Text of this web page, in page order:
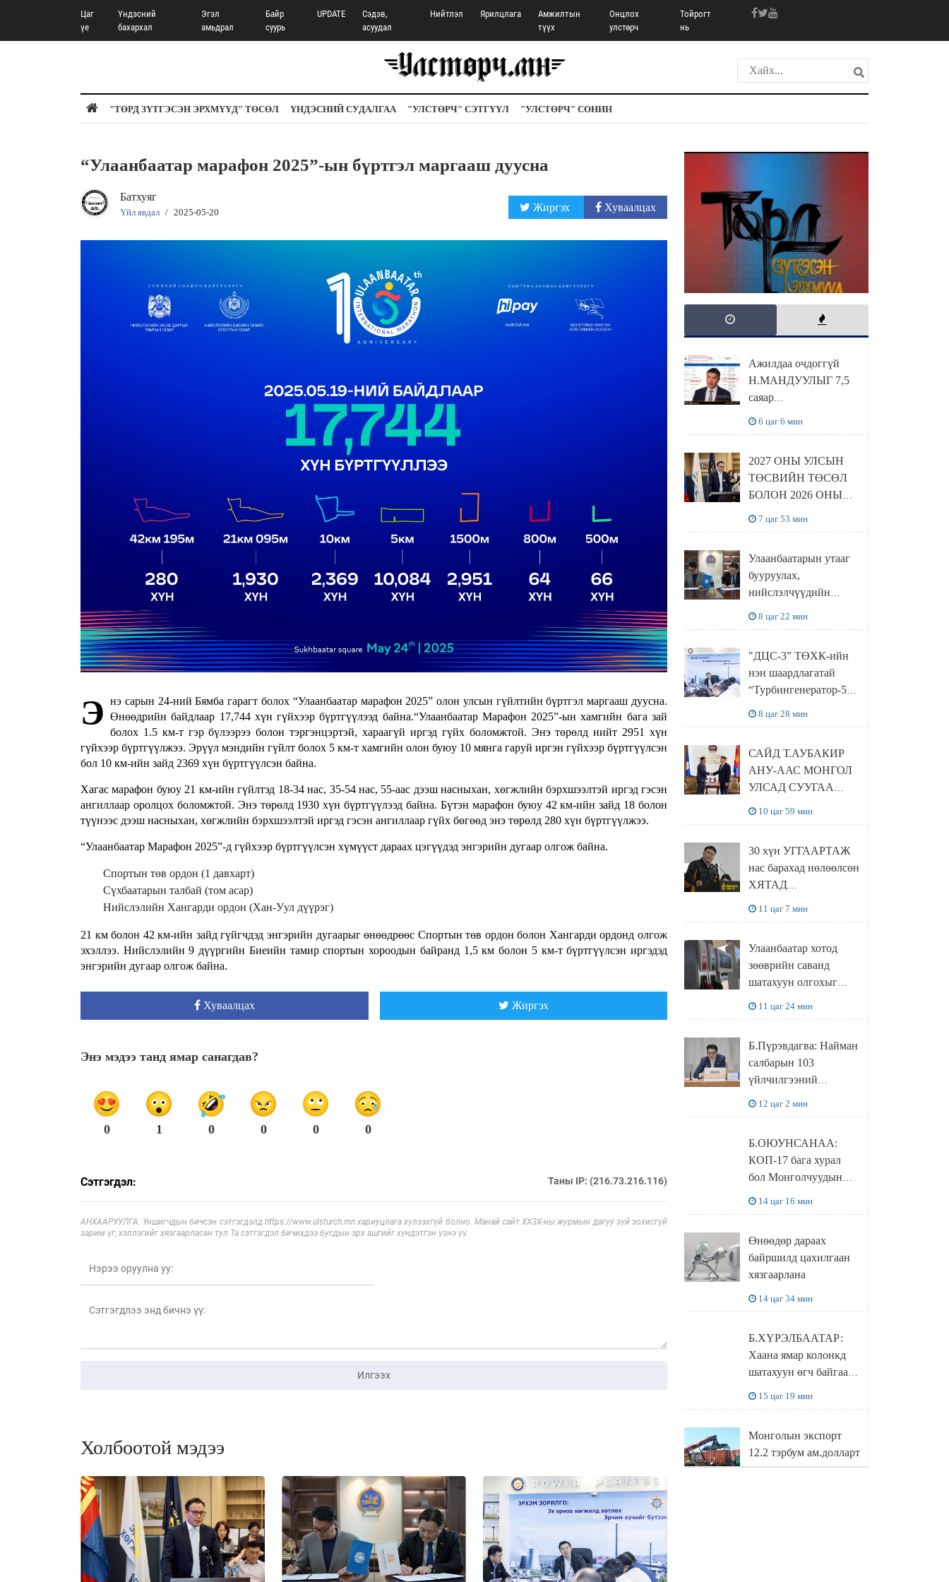
Цаг
үе
Үндэсний
бахархал
Эгэл
амьдрал
Байр
суурь
UPDATE
Сэдэв,
асуудал
Нийтлэл Ярилцлага
Амжилтын
түүх
Онцлох
улстөрч
Тойрогт
нь
"ТӨРД ЗҮТГЭСЭН ЭРХМҮҮД" ТӨСӨЛ ҮНДЭСНИЙ СУДАЛГАА "УЛСТӨРЧ" СЭТГҮҮЛ "УЛСТӨРЧ" СОНИН
“Улаанбаатар марафон 2025”-ын бүртгэл маргааш дуусна
Батхуяг
Үйл явдал / 2025-05-20 Жиргэх Хуваалцах
Э нэ сарын 24-ний Бямба гарагт болох “Улаанбаатар марафон 2025” олон улсын гүйлтийн бүртгэл маргааш дуусна.
Өнөөдрийн байдлаар 17,744 хүн гүйхээр бүртгүүлээд байна.“Улаанбаатар Марафон 2025”-ын хамгийн бага зай
болох 1.5 км-т гэр бүлээрээ болон тэргэнцэртэй, хараагүй иргэд гүйх боломжтой. Энэ төрөлд нийт 2951 хүн
гүйхээр бүртгүүлжээ. Эрүүл мэндийн гүйлт болох 5 км-т хамгийн олон буюу 10 мянга гаруй иргэн гүйхээр бүртгүүлсэн
бол 10 км-ийн зайд 2369 хүн бүртгүүлсэн байна.
Хагас марафон буюу 21 км-ийн гүйлтэд 18-34 нас, 35-54 нас, 55-аас дээш насныхан, хөгжлийн бэрхшээлтэй иргэд гэсэн
ангиллаар оролцох боломжтой. Энэ төрөлд 1930 хүн бүртгүүлээд байна. Бүтэн марафон буюу 42 км-ийн зайд 18 болон
түүнээс дээш насныхан, хөгжлийн бэрхшээлтэй иргэд гэсэн ангиллаар гүйх бөгөөд энэ төрөлд 280 хүн бүртгүүлжээ.
“Улаанбаатар Марафон 2025”-д гүйхээр бүртгүүлсэн хүмүүст дараах цэгүүдэд энгэрийн дугаар олгож байна.
Спортын төв ордон (1 давхарт)
Сүхбаатарын талбай (том асар)
Нийслэлийн Хангарди ордон (Хан-Уул дүүрэг)
21 км болон 42 км-ийн зайд гүйгчдэд энгэрийн дугаарыг өнөөдрөөс Спортын төв ордон болон Хангарди ордонд олгож
эхэллээ. Нийслэлийн 9 дүүргийн Биеийн тамир спортын хороодын байранд 1,5 км болон 5 км-т бүртгүүлсэн иргэдэд
энгэрийн дугаар олгож байна.
Хуваалцах Жиргэх
Энэ мэдээ танд ямар санагдав?
0 1 0 0 0 0
Сэтгэгдэл: Таны IP: (216.73.216.116)
АНХААРУУЛГА: Уншигчдын бичсэн сэтгэгдэлд https://www.ulsturch.mn хариуцлага хүлээхгүй болно. Манай сайт ХХЗХ-ны журмын дагуу зүй зохисгүй
зарим үг, хэллэгийг хязгаарласан тул Та сэтгэгдэл бичихдээ бусдын эрх ашгийг хүндэтгэн үзнэ үү.
Илгээх
Холбоотой мэдээ
Ажилдаа очдоггүй
Н.МАНДУУЛЫГ 7,5
саяар
6 цаг 6 мин
2027 ОНЫ УЛСЫН
ТӨСВИЙН ТӨСӨЛ
БОЛОН 2026 ОНЫ
НИЙТИЙН
ХЭЛЭЛЦҮҮЛЭГ
БОЛЛОО
7 цаг 53 мин
Улаанбаатарын утааг
бууруулах,
нийслэлчүүдийн
баялгийн сан нэгдэл”
ХХК-тай хамтран
хэрэгжүүлнэ
8 цаг 22 мин
"ДЦС-3” ТӨХК-ийн
нэн шаардлагатай
“Турбингенератор-5”-
8 цаг 28 мин
САЙД Т.АУБАКИР
АНУ-ААС МОНГОЛ
УЛСАД СУУГАА
ХҮЛЭЭН АВЧ
УУЛЗЛАА
10 цаг 59 мин
30 хүн УГГААРТАЖ
нас барахад нөлөөлсөн
ХЯТАД
худалдаж авахаар
болжээ
11 цаг 7 мин
Улаанбаатар хотод
зөөврийн саванд
шатахуун олгохыг
11 цаг 24 мин
Б.Пүрэвдагва: Найман
салбарын 103
үйлчилгээний
нөхцөл бүрдэнэ
12 цаг 2 мин
Б.ОЮУНСАНАА:
КОП-17 бага хурал
бол Монголчуудын
ДЭЛХИЙД
СУРТАЛЧИЛАХ гол
бодлого
14 цаг 16 мин
Өнөөдөр дараах
байршилд цахилгаан
хязгаарлана
14 цаг 34 мин
Б.ХҮРЭЛБААТАР:
Хаана ямар колонкд
шатахуун өгч байгаа,
боломжтой
15 цаг 19 мин
Монголын экспорт
12.2 тэрбум ам.долларт
хүрэв